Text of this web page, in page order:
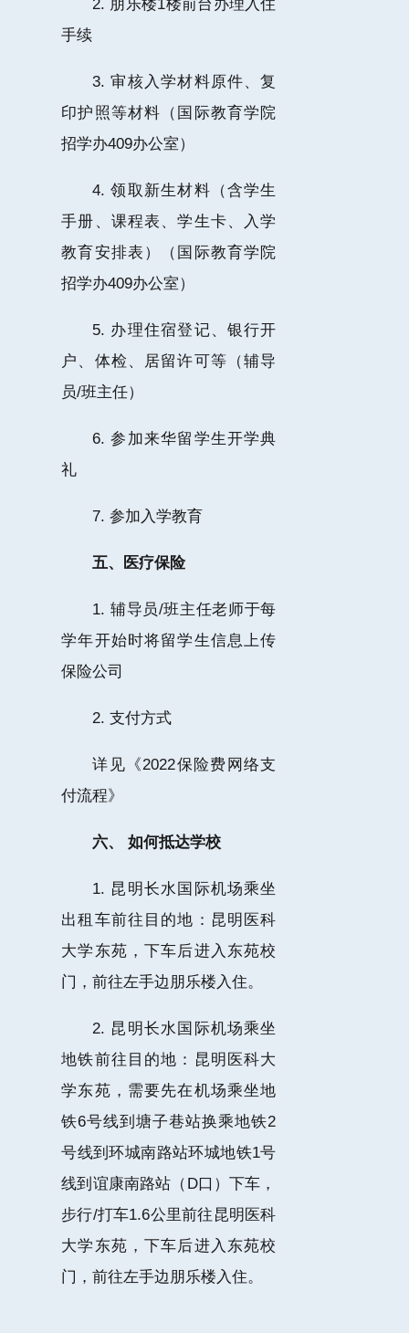
2. 朋乐楼1楼前台办理入住
手续
3. 审核入学材料原件、复
印护照等材料（国际教育学院
招学办409办公室）
4. 领取新生材料（含学生
手册、课程表、学生卡、入学
教育安排表）（国际教育学院
招学办409办公室）
5. 办理住宿登记、银行开
户、体检、居留许可等（辅导
员/班主任）
6. 参加来华留学生开学典
礼
7. 参加入学教育
五、医疗保险
1. 辅导员/班主任老师于每
学年开始时将留学生信息上传
保险公司
2. 支付方式
详见《2022保险费网络支
付流程》
六、 如何抵达学校
1. 昆明长水国际机场乘坐
出租车前往目的地：昆明医科
大学东苑，下车后进入东苑校
门，前往左手边朋乐楼入住。
2. 昆明长水国际机场乘坐
地铁前往目的地：昆明医科大
学东苑，需要先在机场乘坐地
铁6号线到塘子巷站换乘地铁2
号线到环城南路站环城地铁1号
线到谊康南路站（D口）下车，
步行/打车1.6公里前往昆明医科
大学东苑，下车后进入东苑校
门，前往左手边朋乐楼入住。